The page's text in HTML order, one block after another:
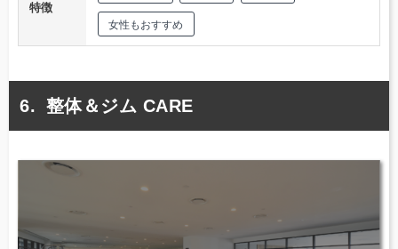
特徴
女性もおすすめ
整体＆ジム CARE